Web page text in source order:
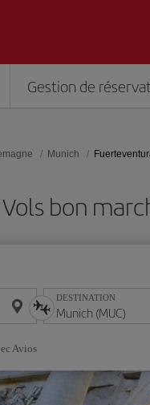
Gestion de
Munich
Vols bon
DESTINATION
Avios